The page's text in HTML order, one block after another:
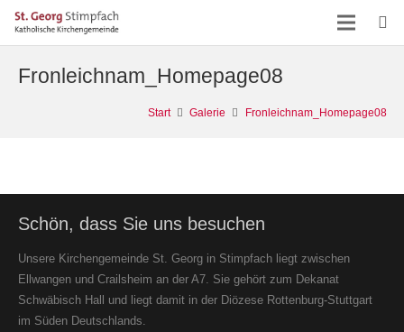
Fronleichnam_Homepage08
Start Galerie Fronleichnam_Homepage08
Schön, dass Sie uns besuchen
Unsere Kirchengemeinde St. Georg in Stimpfach liegt zwischen
Ellwangen und Crailsheim an der A7. Sie gehört zum Dekanat
Schwäbisch Hall und liegt damit in der Diözese Rottenburg-Stuttgart
im Süden Deutschlands.